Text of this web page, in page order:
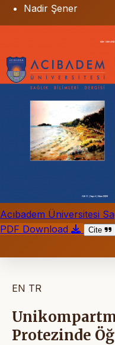
Nadir Şener
Acıbadem Üniversitesi
PDF Download
Cite
EN TR
Protezinde